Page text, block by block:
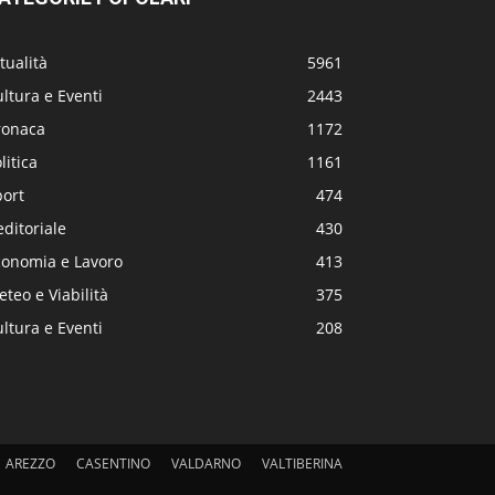
5961
e Eventi
2443
1172
1161
474
430
e Lavoro
413
e Viabilità
375
e Eventi
208
AREZZO CASENTINO VALDARNO VALTIBERINA